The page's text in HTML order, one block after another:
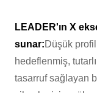
LEADER'ın X
sunar:Düşük
hedeflenmiş,
tasarruf sağlayan